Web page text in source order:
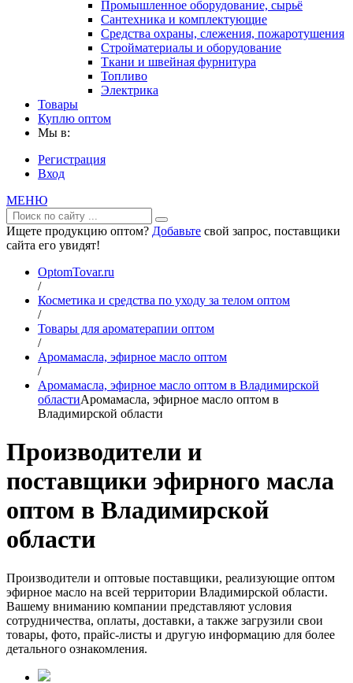
Промышленное оборудование, сырьё
Сантехника и комплектующие
Средства охраны, слежения, пожаротушения
Стройматериалы и оборудование
Ткани и швейная фурнитура
Топливо
Электрика
Товары
Куплю оптом
Мы в:
Регистрация
Вход
МЕНЮ
Ищете продукцию оптом? Добавьте свой запрос, поставщики
сайта его увидят!
OptomTovar.ru
/
Косметика и средства по уходу за телом оптом
/
Товары для ароматерапии оптом
/
Аромамасла, эфирное масло оптом
/
Аромамасла, эфирное масло оптом в Владимирской
областиАромамасла, эфирное масло оптом в
Владимирской области
Производители и
поставщики эфирного масла
оптом в Владимирской
области
Производители и оптовые поставщики, реализующие оптом
эфирное масло на всей территории Владимирской области.
Вашему вниманию компании представляют условия
сотрудничества, оплаты, доставки, а также загрузили свои
товары, фото, прайс-листы и другую информацию для более
детального ознакомления.